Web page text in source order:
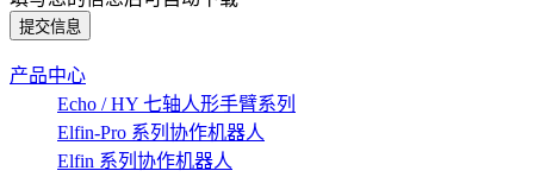
提交信息
产品中心
Echo / HY 七轴人形手臂系列
Elfin-Pro 系列协作机器人
Elfin 系列协作机器人